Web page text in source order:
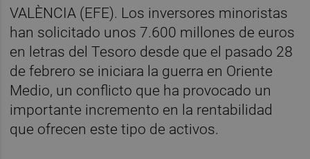
VALÈNCIA (EFE). Los inversores minoristas
han solicitado unos 7.600 millones de euros
en letras del Tesoro desde que el pasado 28
de febrero se iniciara la guerra en Oriente
Medio, un conflicto que ha provocado un
importante incremento en la rentabilidad
que ofrecen este tipo de activos.